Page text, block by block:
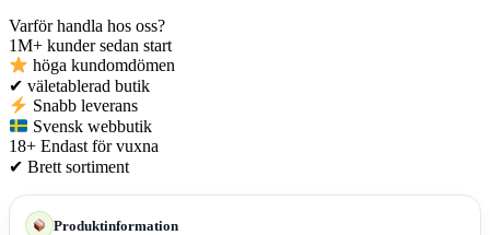
Varför handla hos oss?
1M+ kunder sedan start
höga kundomdömen
✔ väletablerad butik
Snabb leverans
Svensk webbutik
18+ Endast för vuxna
✔ Brett sortiment
Produktinformation